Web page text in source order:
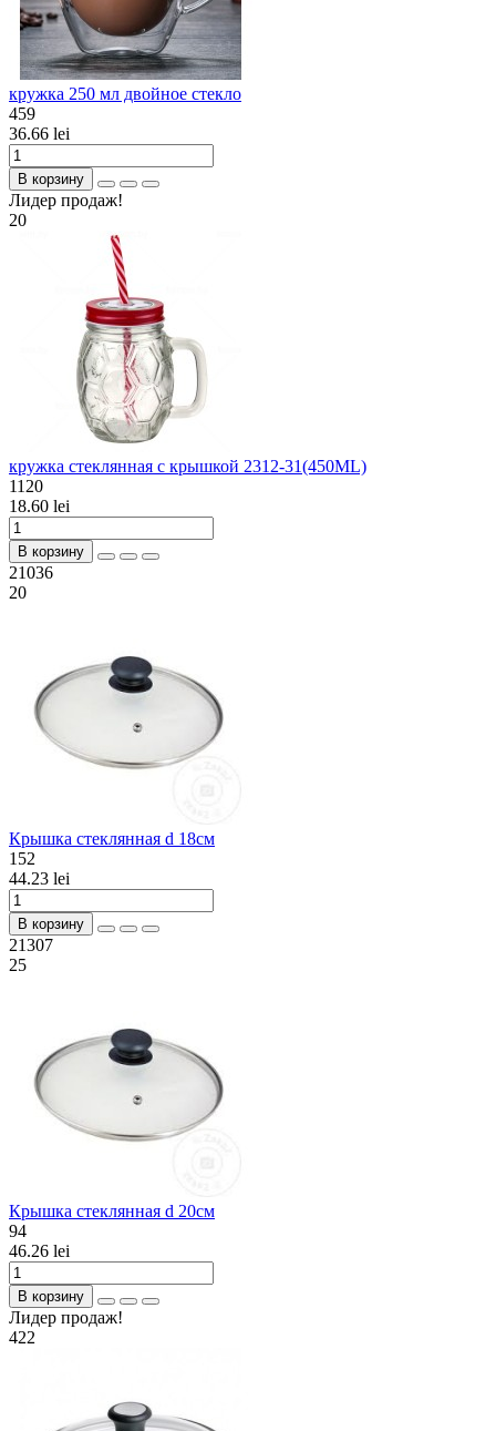
кружка 250 мл двойное стекло
459
36.66 lei
В корзину
Лидер продаж!
20
кружка стеклянная с крышкой 2312-31(450ML)
1120
18.60 lei
В корзину
21036
20
Крышка стеклянная d 18см
152
44.23 lei
В корзину
21307
25
Крышка стеклянная d 20см
94
46.26 lei
В корзину
Лидер продаж!
422